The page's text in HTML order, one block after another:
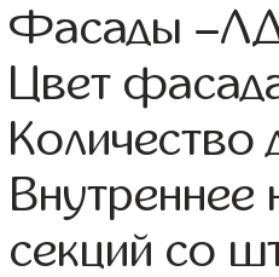
Фасады
Цвет
Количество
Внутреннее
секций со